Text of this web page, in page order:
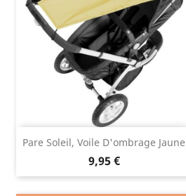
Pare Soleil, Voile D'ombrage Jaune
9,95 €